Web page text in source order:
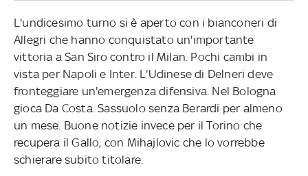
L'undicesimo turno si è aperto con i bianconeri di
Allegri che hanno conquistato un'importante
vittoria a San Siro contro il Milan. Pochi cambi in
vista per Napoli e Inter. L'Udinese di Delneri deve
fronteggiare un'emergenza difensiva. Nel Bologna
gioca Da Costa. Sassuolo senza Berardi per almeno
un mese. Buone notizie invece per il Torino che
recupera il Gallo, con Mihajlovic che lo vorrebbe
schierare subito titolare.